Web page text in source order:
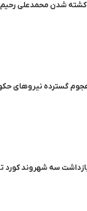
کشته شدن محمدعلی
گسترده نیروهای
سه شهروند